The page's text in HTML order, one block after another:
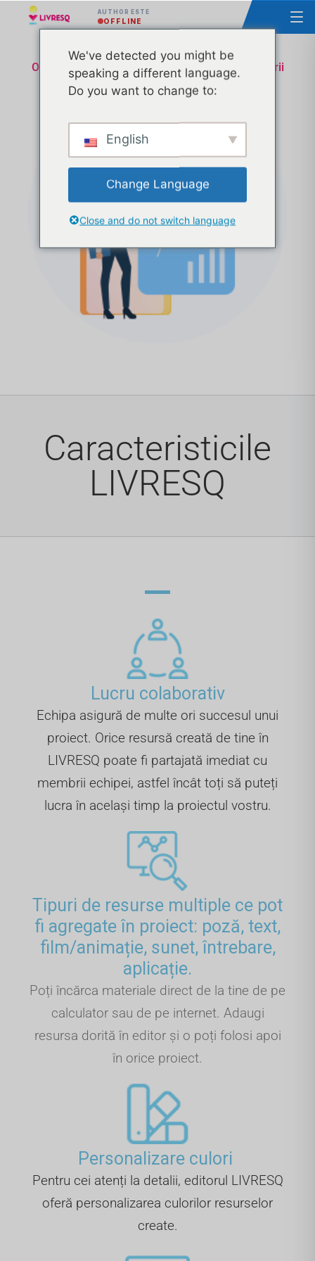
AUTHOR ESTE
OFFLINE
Omologare lecție Ministerul Educatiei și Cercetării
– Suport Tehnic & Administrativ – Transa 9
Caracteristicile
LIVRESQ
Lucru colaborativ
Echipa asigură de multe ori succesul unui
proiect. Orice resursă creată de tine în
LIVRESQ poate fi partajată imediat cu
membrii echipei, astfel încât toți să puteți
lucra în același timp la proiectul vostru.
Tipuri de resurse multiple ce pot
fi agregate în proiect: poză, text,
film/animație, sunet, întrebare,
aplicație.
Poți încărca materiale direct de la tine de pe
calculator sau de pe internet. Adaugi
resursa dorită în editor și o poți folosi apoi
în orice proiect.
Personalizare culori ​
Pentru cei atenți la detalii, editorul LIVRESQ
oferă personalizarea culorilor resurselor
create.
We've detected you might be
speaking a different language.
Do you want to change to:
English
Change Language
Close and do not switch language